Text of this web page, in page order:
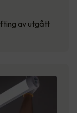
av utgått